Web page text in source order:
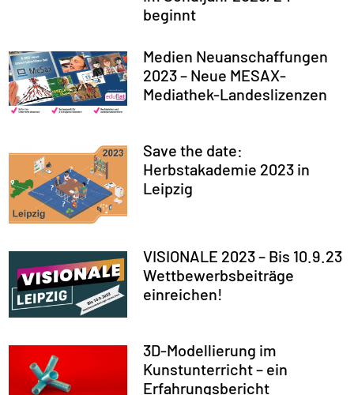
beginnt
Medien Neuanschaffungen
2023 – Neue MESAX-
Mediathek-Landeslizenzen
Save the date:
Herbstakademie 2023 in
Leipzig
VISIONALE 2023 – Bis 10.9.23
Wettbewerbsbeiträge
einreichen!
3D-Modellierung im
Kunstunterricht – ein
Erfahrungsbericht